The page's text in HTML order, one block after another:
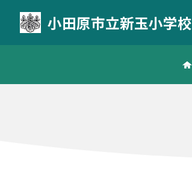
小田原市立新玉小学校